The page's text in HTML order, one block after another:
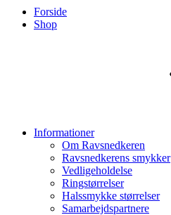
Forside
Shop
Informationer
Om Ravsnedkeren
Ravsnedkerens smykker
Vedligeholdelse
Ringstørrelser
Halssmykke størrelser
Samarbejdspartnere